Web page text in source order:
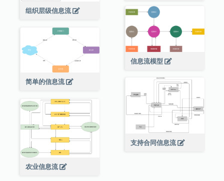
组织层级信息流
信息流模型
简单的信息流
支持合同信息流
农业信息流